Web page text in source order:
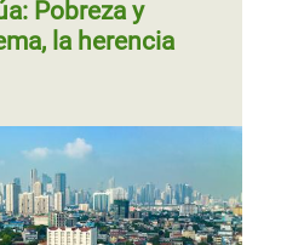
Pobreza y
la herencia